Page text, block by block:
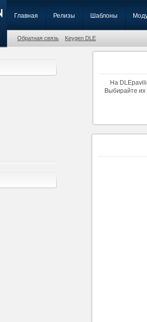
Главная Релизы Шаблоны
Обратная связь Keygen DLE
На
Выбирайте их